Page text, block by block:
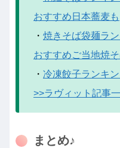
おすすめ日本蕎麦も
・ 焼きそば袋麺ラ
おすすめご当地焼
・ 冷凍餃子ランキ
>>ラヴィット記事
まとめ♪